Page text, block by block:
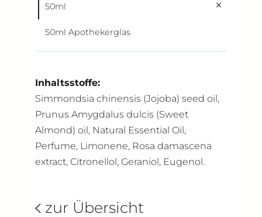
50ml
50ml Apothekerglas
Inhaltsstoffe:
Simmondsia chinensis (Jojoba) seed oil,
Prunus Amygdalus dulcis (Sweet
Almond) oil, Natural Essential Oil,
Perfume, Limonene, Rosa damascena
extract, Citronellol, Geraniol, Eugenol.
zur Übersicht